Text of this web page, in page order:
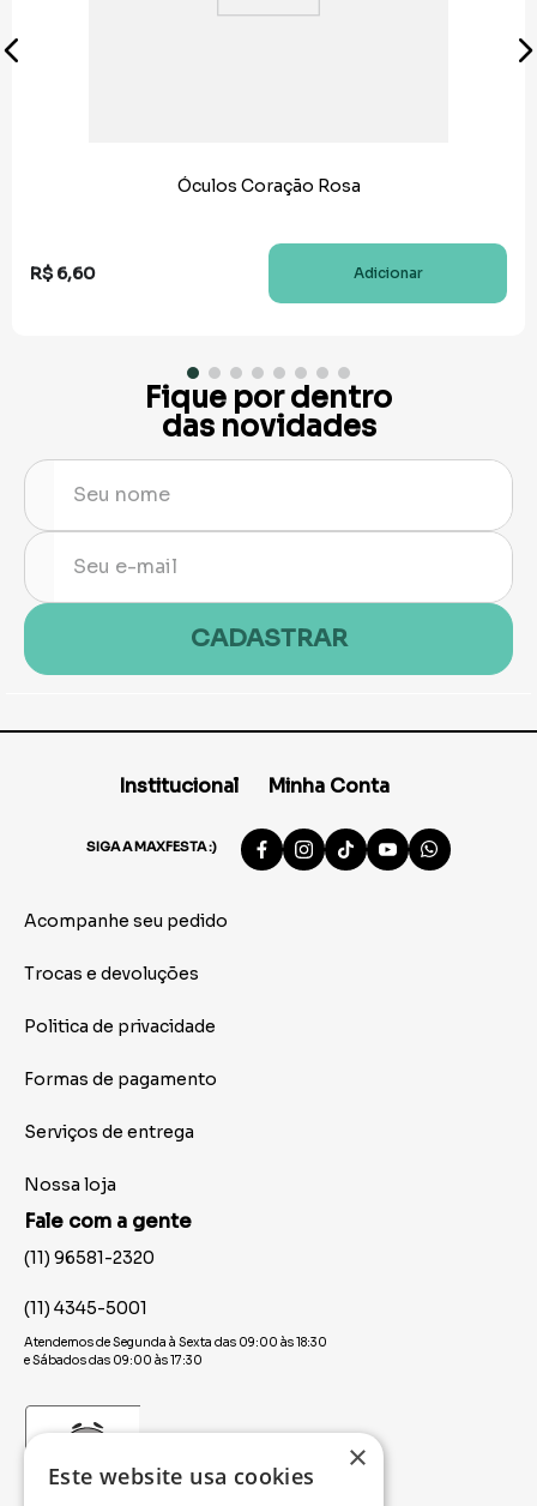
Óculos Coração Rosa
R$ 6,60 Adicionar
Fique por dentro
das novidades
CADASTRAR
Institucional Minha Conta
SIGA A MAXFESTA :)
Acompanhe seu pedido
Trocas e devoluções
Politica de privacidade
Formas de pagamento
Serviços de entrega
Nossa loja
Fale com a gente
(11) 96581-2320
(11) 4345-5001
Atendemos de Segunda à Sexta das 09:00 às 18:30
e Sábados das 09:00 às 17:30
×
Este website usa cookies